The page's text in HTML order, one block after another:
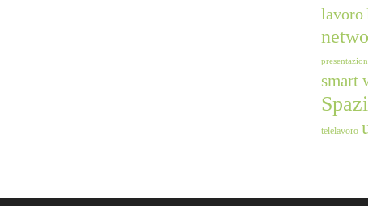
lavoro
smart
telelavoro